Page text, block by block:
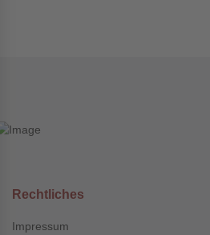
Rechtliches
Impressum